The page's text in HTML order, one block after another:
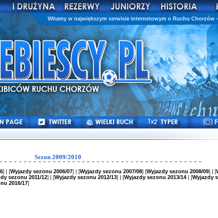
Witamy w największym serwisie internetowym o Ruchu Chorzów
Sezon 2009/2010
] | [Wyjazdy sezonu 2006/07] | [Wyjazdy sezonu 2007/08] [Wyjazdy sezonu 2008/09] | [
sezonu 2011/12] | [Wyjazdy sezonu 2012/13] | [Wyjazdy sezonu 2013/14| [Wyjazdy
2016/17]